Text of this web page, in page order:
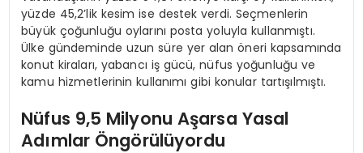
yüzde 45,2’lik kesim ise destek verdi. Seçmenlerin
büyük çoğunluğu oylarını posta yoluyla kullanmıştı.
Ülke gündeminde uzun süre yer alan öneri kapsamında
konut kiraları, yabancı iş gücü, nüfus yoğunluğu ve
kamu hizmetlerinin kullanımı gibi konular tartışılmıştı.
Nüfus 9,5 Milyonu Aşarsa Yasal
Adımlar Öngörülüyordu